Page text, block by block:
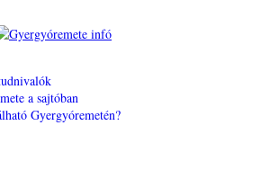
a sajtóban
Gyergyóremetén?